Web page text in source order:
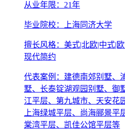
从业年限：21年
毕业院校：上海同济大学
擅长风格：美式|北欧|中式|
现代简约
代表案例：建德南郊别墅、
墅、长泰锭湖观园别墅、御
江平层、第九城市、天安花
上海绿城平层、尚海郦景
棠湾平层、凯佳公馆平层等